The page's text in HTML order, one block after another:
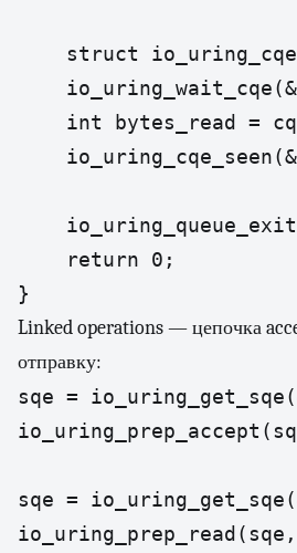
struct
int bytes_read =
    return 0;
}
Linked operations — цепочка
отправку:
sqe =
sqe =